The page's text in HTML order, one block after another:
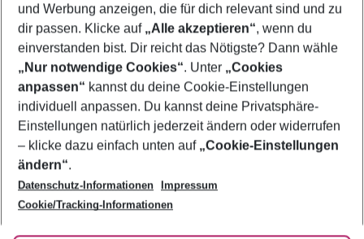
Footer
Footer navigation
Über uns
AGB
Bestpreisgarantie
Cookie-Einstellungen ändern
Cookie-Richtlinie
Agenturbetreuung
Barrierefreies Reisen
Folge uns
und Werbung anzeigen, die für dich relevant sind und zu
dir passen. Klicke auf „Alle akzeptieren“, wenn du
einverstanden bist. Dir reicht das Nötigste? Dann wähle
„Nur notwendige Cookies“. Unter „Cookies
anpassen“ kannst du deine Cookie-Einstellungen
individuell anpassen. Du kannst deine Privatsphäre-
Einstellungen natürlich jederzeit ändern oder widerrufen
– klicke dazu einfach unten auf „Cookie-Einstellungen
ändern“.
Datenschutz-Informationen
Impressum
Cookie/Tracking-Informationen